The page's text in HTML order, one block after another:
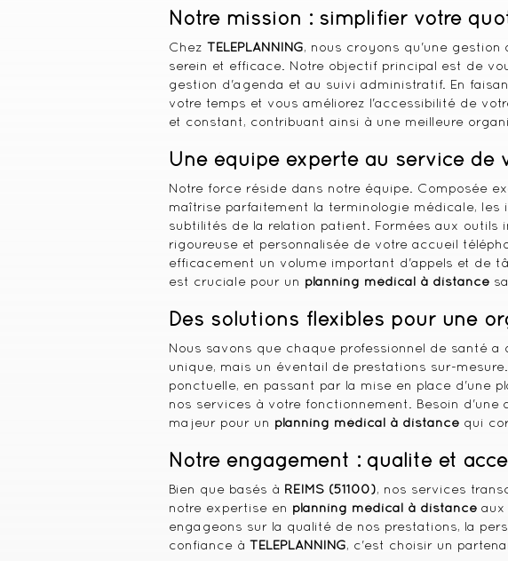
Notre mission : simplifier votre
Chez TELEPLANNING, nous croyons qu'une
serein et efficace. Notre objectif principal est de
gestion d'agenda et au suivi administratif. En
votre temps et vous améliorez l'accessibilité de
et constant, contribuant ainsi à une meilleure
Une équipe experte au service de
Notre force réside dans notre équipe. Composée
maîtrise parfaitement la terminologie médicale,
subtilités de la relation patient. Formées aux
rigoureuse et personnalisée de votre accueil
efficacement un volume important d'appels et de
est cruciale pour un planning médical à distance
Des solutions flexibles pour une
Nous savons que chaque professionnel de santé a
unique, mais un éventail de prestations sur-
ponctuelle, en passant par la mise en place d'une
nos services à votre fonctionnement. Besoin
majeur pour un planning médical à distancequi
Notre engagement : qualité et
Bien que basés à REIMS (51100), nos services
notre expertise en planning médical à distanceaux
engageons sur la qualité de nos prestations, la
confiance à TELEPLANNING, c'est choisir un